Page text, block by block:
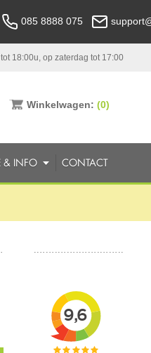
085 8888 075
18:00u, op zaterdag tot 17:00
Winkelwagen: (0)
& INFO CONTACT